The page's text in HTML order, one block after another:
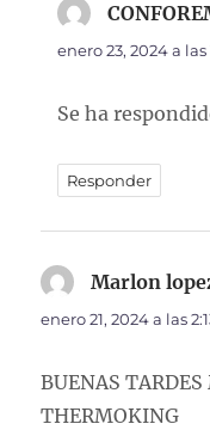
enero 23, 2024 a las
Se ha
Responder
Marlon
enero 21, 2024 a las
BUENAS
THERMOKING